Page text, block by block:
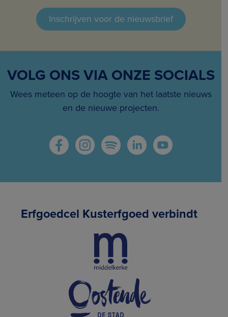
Inschrijven voor de nieuwsbrief
VOLG ONS VIA ONZE SOCIALS
Wees meteen op de hoogte van het laatste nieuws
en de nieuwe projecten.
Erfgoedcel Kusterfgoed verbindt